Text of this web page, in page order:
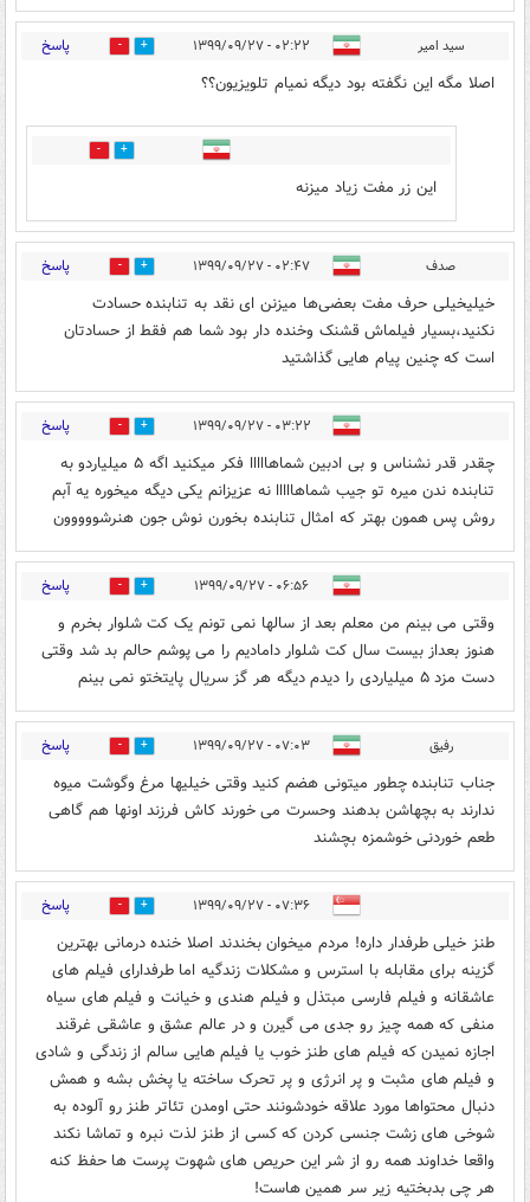
سید امیر ۰۲:۲۲ - ۱۳۹۹/۰۹/۲۷ 1 پاسخ
اصلا مگه این نگفته بود دیگه نمیام تلویزیون؟؟
0
این زر مفت زیاد میزنه
صدف ۰۲:۴۷ - ۱۳۹۹/۰۹/۲۷ 1 پاسخ
خیلیخیلی حرف مفت بعضی‌ها میزنن ای نقد به تنابنده حسادت
نکنید،بسیار فیلماش قشنک وخنده دار بود شما هم فقط از حسادتان
است که چنین پیام هایی گذاشتید
۰۳:۲۲ - ۱۳۹۹/۰۹/۲۷ 3 پاسخ
چقدر قدر نشناس و بی ادبین شماهااااا فکر میکنید اگه ۵ میلیاردو به
تنابنده ندن میره تو جیب شماهااااا نه عزیزانم یکی دیگه میخوره یه آبم
روش پس همون بهتر که امثال تنابنده بخورن نوش جون هنرشووووون
۰۶:۵۶ - ۱۳۹۹/۰۹/۲۷ 0 پاسخ
وقتی می بینم من معلم بعد از سالها نمی تونم یک کت شلوار بخرم و
هنوز بعداز بیست سال کت شلوار دامادیم را می پوشم ‌حالم بد شد وقتی
دست مزد ۵ میلیاردی را دیدم دیگه هر گز سریال پایتختو نمی بینم
رفیق ۰۷:۰۳ - ۱۳۹۹/۰۹/۲۷ 0 پاسخ
جناب تنابنده چطور میتونی هضم کنید وقتی خیلیها مرغ وگوشت میوه
ندارند به بچهاشن بدهند وحسرت می خورند کاش فرزند اونها هم گاهی
طعم خوردنی خوشمزه بچشند
۰۷:۳۶ - ۱۳۹۹/۰۹/۲۷ 0 پاسخ
طنز خیلی طرفدار داره! مردم میخوان بخندند اصلا خنده درمانی بهترین
گزینه برای مقابله با استرس و مشکلات زندگیه اما طرفدارای فیلم های
عاشقانه و فیلم فارسی مبتذل و فیلم هندی و خیانت و فیلم های سیاه
منفی که همه چیز رو جدی می گیرن و در عالم عشق و عاشقی غرقند
اجازه نمیدن که فیلم های طنز خوب یا فیلم هایی سالم از زندگی و شادی
و فیلم های مثبت و پر انرژی و پر تحرک ساخته یا پخش بشه و همش
دنبال محتواها مورد علاقه خودشونند حتی اومدن تئاتر طنز رو آلوده به
شوخی های زشت جنسی کردن که کسی از طنز لذت نبره و تماشا نکند
واقعا خداوند همه رو از شر این حریص های شهوت پرست ها حفظ کنه
هر چی بدبختیه زیر سر همین هاست!